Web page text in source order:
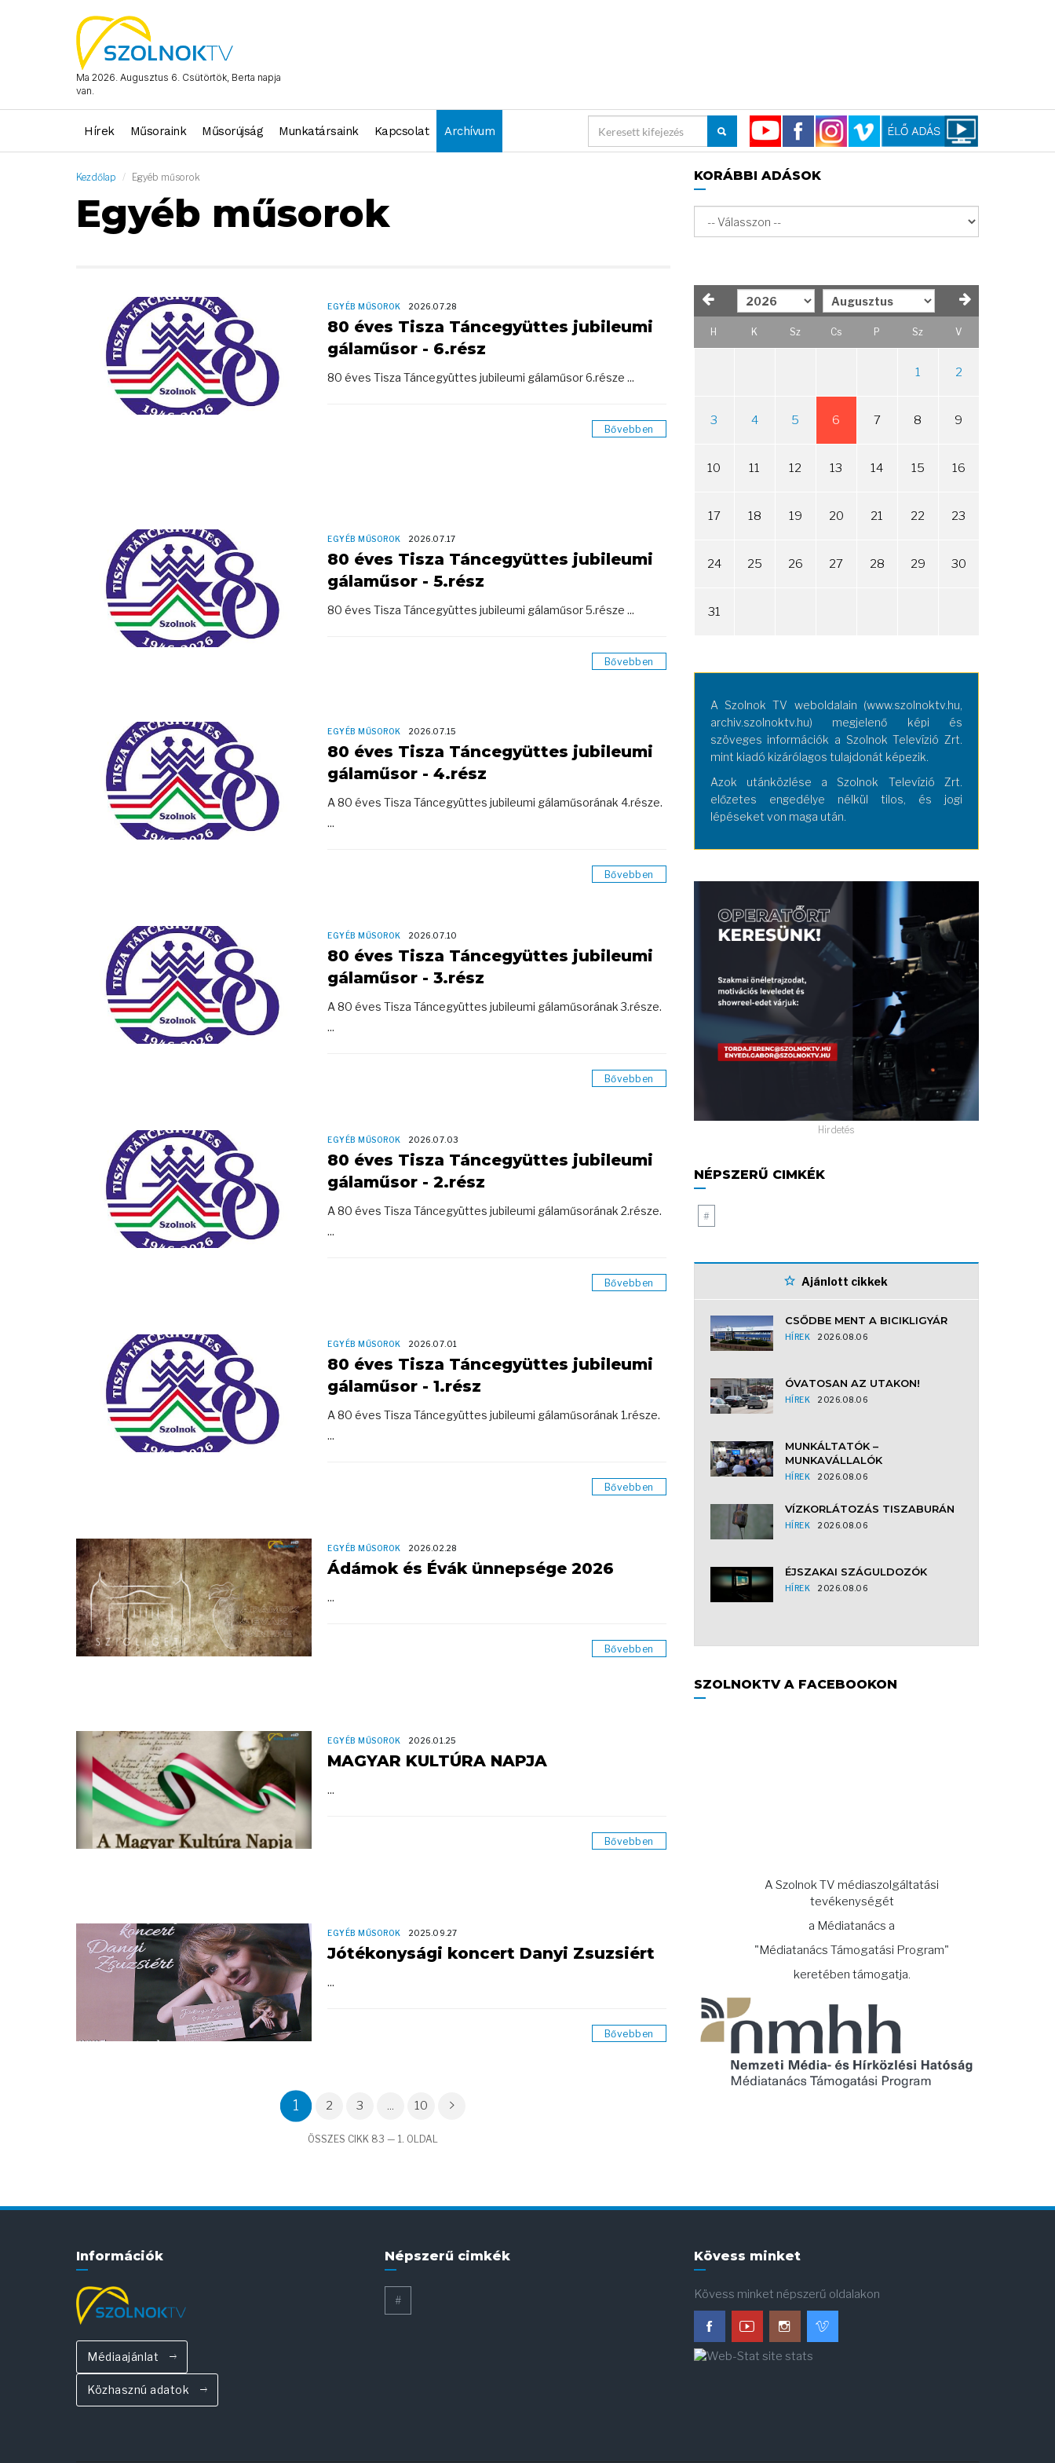
Ma 2026. Augusztus 6. Csütörtök, Berta napja
van.
Hírek Műsoraink Műsorújság Munkatársaink Kapcsolat Archívum
Kezdőlap Egyéb műsorok
Egyéb műsorok
EGYÉB MŰSOROK 2026.07.28
80 éves Tisza Táncegyüttes jubileumi
gálaműsor - 6.rész
80 éves Tisza Táncegyüttes jubileumi gálaműsor 6.része ...
Bővebben
EGYÉB MŰSOROK 2026.07.17
80 éves Tisza Táncegyüttes jubileumi
gálaműsor - 5.rész
80 éves Tisza Táncegyüttes jubileumi gálaműsor 5.része ...
Bővebben
EGYÉB MŰSOROK 2026.07.15
80 éves Tisza Táncegyüttes jubileumi
gálaműsor - 4.rész
A 80 éves Tisza Táncegyüttes jubileumi gálaműsorának 4.része.
...
Bővebben
EGYÉB MŰSOROK 2026.07.10
80 éves Tisza Táncegyüttes jubileumi
gálaműsor - 3.rész
A 80 éves Tisza Táncegyüttes jubileumi gálaműsorának 3.része.
...
Bővebben
EGYÉB MŰSOROK 2026.07.03
80 éves Tisza Táncegyüttes jubileumi
gálaműsor - 2.rész
A 80 éves Tisza Táncegyüttes jubileumi gálaműsorának 2.része.
...
Bővebben
EGYÉB MŰSOROK 2026.07.01
80 éves Tisza Táncegyüttes jubileumi
gálaműsor - 1.rész
A 80 éves Tisza Táncegyüttes jubileumi gálaműsorának 1.része.
...
Bővebben
EGYÉB MŰSOROK 2026.02.28
Ádámok és Évák ünnepsége 2026
...
Bővebben
EGYÉB MŰSOROK 2026.01.25
MAGYAR KULTÚRA NAPJA
...
Bővebben
EGYÉB MŰSOROK 2025.09.27
Jótékonysági koncert Danyi Zsuzsiért
...
Bővebben
1 2 3 ... 10
ÖSSZES CIKK 83 — 1. OLDAL
KORÁBBI ADÁSOK
H K Sz Cs P Sz V
1 2
3 4 5 6 7 8 9
10 11 12 13 14 15 16
17 18 19 20 21 22 23
24 25 26 27 28 29 30
31
A Szolnok TV weboldalain (www.szolnoktv.hu,
archiv.szolnoktv.hu) megjelenő képi és
szöveges információk a Szolnok Televízió Zrt.
mint kiadó kizárólagos tulajdonát képezik.
Azok utánközlése a Szolnok Televízió Zrt.
előzetes engedélye nélkül tilos, és jogi
lépéseket von maga után.
Hirdetés
NÉPSZERŰ CIMKÉK
#
Ajánlott cikkek
CSŐDBE MENT A BICIKLIGYÁR
HÍREK 2026.08.06
ÓVATOSAN AZ UTAKON!
HÍREK 2026.08.06
MUNKÁLTATÓK –
MUNKAVÁLLALÓK
HÍREK 2026.08.06
VÍZKORLÁTOZÁS TISZABURÁN
HÍREK 2026.08.06
ÉJSZAKAI SZÁGULDOZÓK
HÍREK 2026.08.06
SZOLNOKTV A FACEBOOKON
A Szolnok TV médiaszolgáltatási
tevékenységét
a Médiatanács a
"Médiatanács Támogatási Program"
keretében támogatja.
Információk
Médiaajánlat
Közhasznú adatok
Népszerű cimkék
#
Kövess minket
Kövess minket népszerű oldalakon